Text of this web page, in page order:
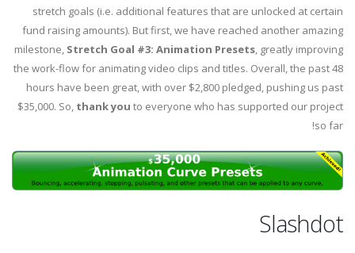
stretch goals (i.e. additional features that are unlocked at certain
fund raising amounts). But first, we have reached another amazing
milestone, Stretch Goal #3: Animation Presets, greatly improving
the work-flow for animating video clips and titles. Overall, the past 48
hours have been great, with over $2,800 pledged, pushing us past
$35,000. So, thank you to everyone who has supported our project
so far!
Slashdot